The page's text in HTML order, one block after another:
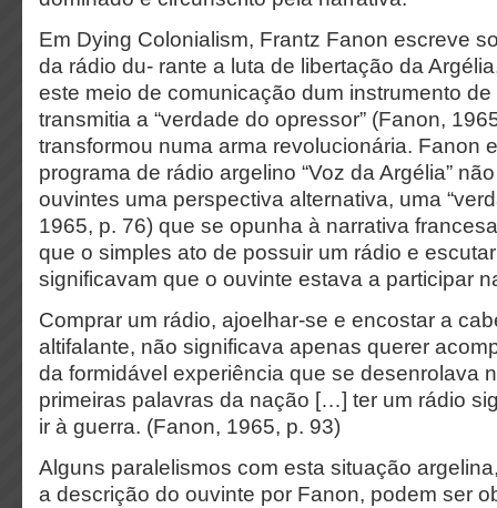
Em Dying Colonialism, Frantz Fanon escreve
da rádio du- rante a luta de libertação da
este meio de comunicação dum instrumento
transmitia a “verdade do opressor” (Fanon,
transformou numa arma revolucionária. Fanon
programa de rádio argelino “Voz da Argélia”
ouvintes uma perspectiva alternativa, uma
1965, p. 76) que se opunha à narrativa
que o simples ato de possuir um rádio e escutar
significavam que o ouvinte estava a participar
Comprar um rádio, ajoelhar-se e encostar a
altifalante, não significava apenas querer
da formidável experiência que se desenrolava
primeiras palavras da nação […] ter um rádio
ir à guerra. (Fanon, 1965, p. 93)
Alguns paralelismos com esta situação
a descrição do ouvinte por Fanon, podem ser